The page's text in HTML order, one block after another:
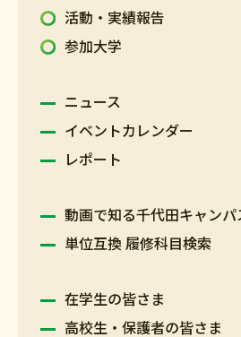
活動・実績報告
参加大学
ニュース
イベントカレンダー
レポート
動画で知る千代田キャンパ
単位互換 履修科目検索
在学生の皆さま
高校生・保護者の皆さま